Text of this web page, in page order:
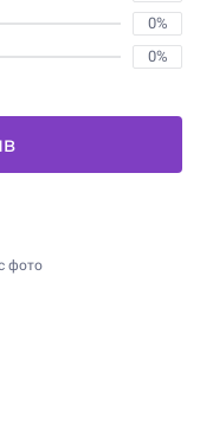
0%
0%
фото